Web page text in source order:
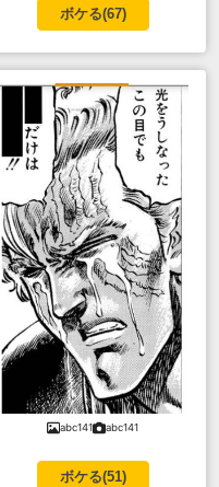
ボケる(67)
abc141 abc141
ボケる(51)